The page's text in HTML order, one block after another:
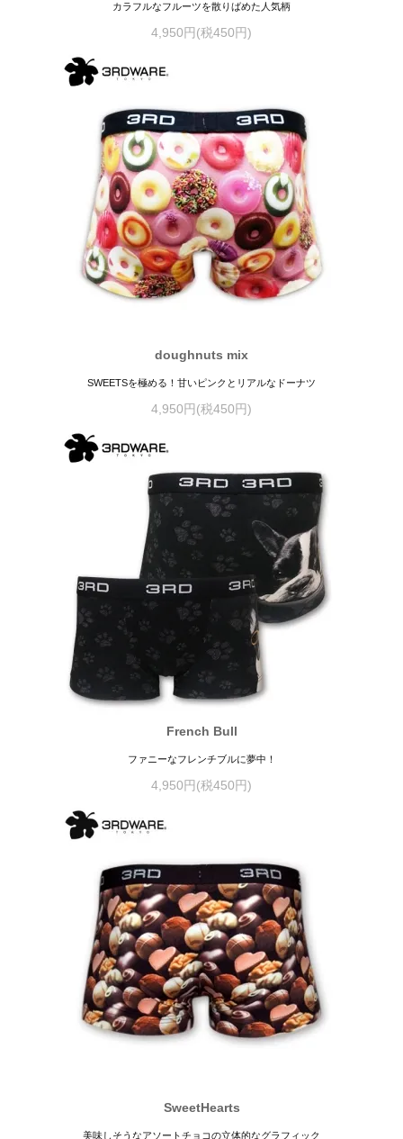
カラフルなフルーツを散りばめた人気柄
4,950円(税450円)
doughnuts mix
SWEETSを極める！甘いピンクとリアルなドーナツ
4,950円(税450円)
French Bull
ファニーなフレンチブルに夢中！
4,950円(税450円)
SweetHearts
美味しそうなアソートチョコの立体的なグラフィック